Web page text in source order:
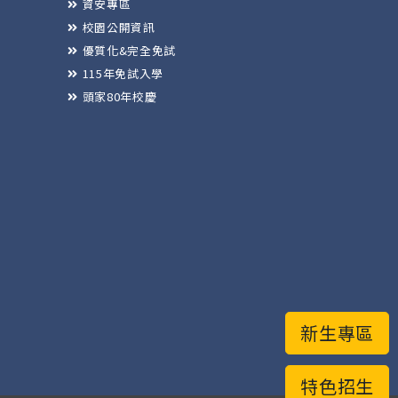
特色招生
新生專區
資安專區
校園公開資訊
優質化&完全免試
115年免試入學
頭家80年校慶